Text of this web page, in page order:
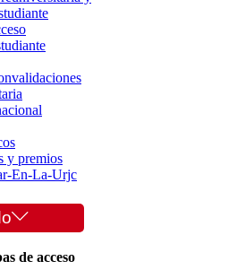
y premios
En-La-Urjc
de acceso